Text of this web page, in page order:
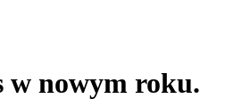
w nowym roku.